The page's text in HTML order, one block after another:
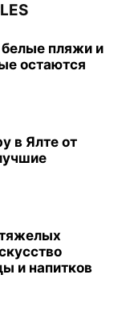
пляжи и
остаются
в Ялте от
и напитков